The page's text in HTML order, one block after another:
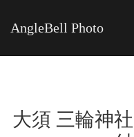
AngleBell Photo
大須 三輪神